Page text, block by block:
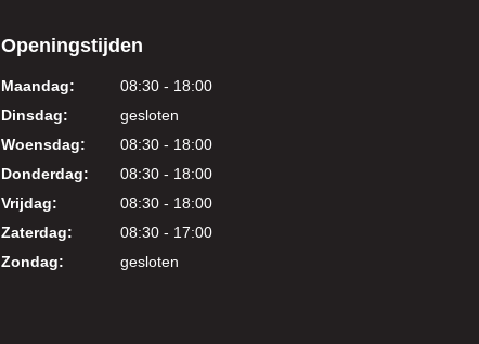
Openingstijden
Maandag:
08:30 - 18:00
Dinsdag:
gesloten
Woensdag:
08:30 - 18:00
Donderdag:
08:30 - 18:00
Vrijdag:
08:30 - 18:00
Zaterdag:
08:30 - 17:00
Zondag:
gesloten